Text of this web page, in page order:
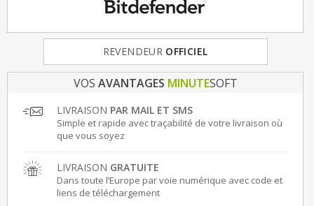
REVENDEUR OFFICIEL
FRANCE & EUROPE
VOS AVANTAGES MINUTESOFT
LIVRAISON PAR MAIL ET SMS
Simple et rapide avec traçabilité de votre livraison où
que vous soyez
LIVRAISON GRATUITE
Dans toute l’Europe par voie numérique avec code et
liens de téléchargement